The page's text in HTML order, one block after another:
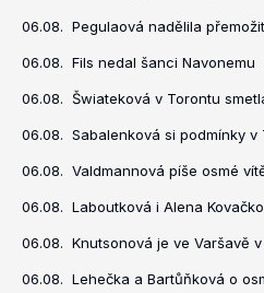
06.08. Pegulaová nadělila
06.08. Fils nedal šanci Navonemu
06.08. Šwiateková v Torontu
06.08. Sabalenková si podmínky v
06.08. Valdmannová píše osmé
06.08. Laboutková i Alena
06.08. Knutsonová je ve Varšavě
06.08. Lehečka a Bartůňková o